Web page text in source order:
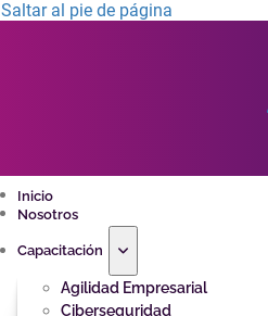
Saltar al pie de página
Inicio
Nosotros
Capacitación
Agilidad Empresarial
Ciberseguridad